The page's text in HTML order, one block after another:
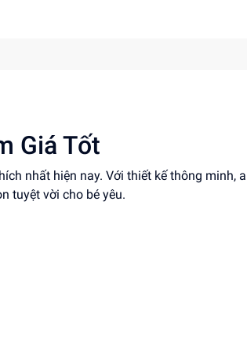
Giá Tốt
nhất hiện nay. Với thiết kế thông minh,
tuyệt vời cho bé yêu.